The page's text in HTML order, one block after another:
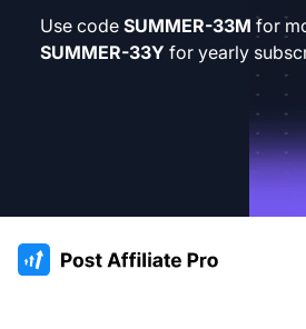
Use code SUMMER-33M for
SUMMER-33Y for yearly
:site.title